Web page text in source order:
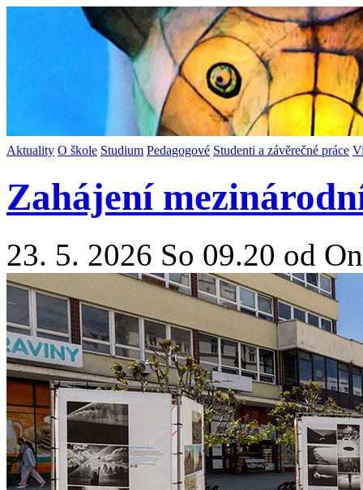
Aktuality O škole Studium Pedagogové Studenti a závěrečné práce
Zahájení
23. 5. 2026 So 09.20 od